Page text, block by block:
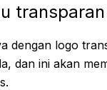
transparan
dengan logo
dan ini akan